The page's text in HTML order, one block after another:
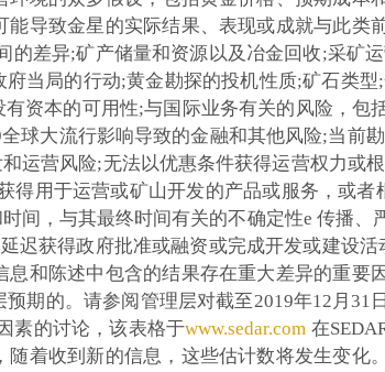
导致金星的实际结果、表现或成就与此类
差异;矿产储量和资源以及冶金回收;采矿
当局的行动;黄金勘探的投机性质;矿石类
资本的可用性;与国际业务有关的风险，包
球大流行影响导致的金融和其他风险;当前
运营风险;无法以优惠条件获得运营权力或
用于运营或矿山开发的产品或服务，或者
间，与其最终时间有关的不确定性e 传播、
迟获得政府批准或融资或完成开发或建设
和陈述中包含的结果存在重大差异的重要
期的。请参阅管理层对截至2019年12月31
素的讨论，该表格于www.sedar.com 在
着收到新的信息，这些估计数将发生变化